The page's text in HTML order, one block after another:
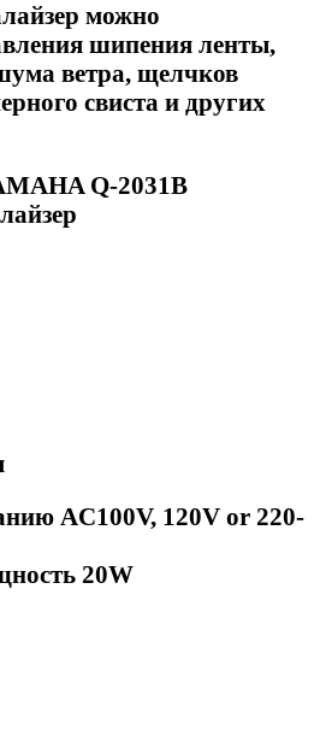
можно
шипения ленты,
ветра, щелчков
свиста и других
Q-2031B
AC100V, 120V or 220-
20W